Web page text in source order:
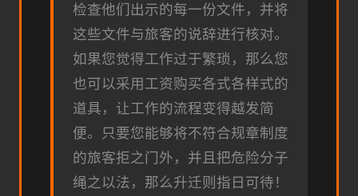
检查他们出示的每一份文件，并将
这些文件与旅客的说辞进行核对。
如果您觉得工作过于繁琐，那么您
也可以采用工资购买各式各样式的
道具，让工作的流程变得越发简
便。只要您能够将不符合规章制度
的旅客拒之门外，并且把危险分子
绳之以法，那么升迁则指日可待！